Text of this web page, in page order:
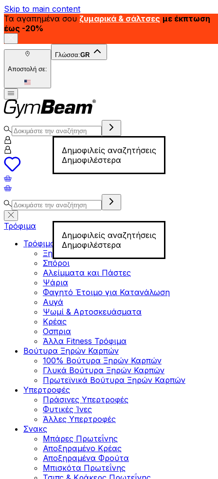
Skip to main content
Τα αγαπημένα σου ζυμαρικά & σάλτσες με έκπτωση
έως -20%
Αποστολή σε:
Γλώσσα:GR
Δημοφιλείς αναζητήσεις
Δημοφιλέστερα
Δημοφιλείς αναζητήσεις
Δημοφιλέστερα
Τρόφιμα
Τρόφιμα για Fitness
Ξηροί Καρποί
Σπόροι
Αλείμματα και Πάστες
Ψάρια
Φαγητό Έτοιμο για Κατανάλωση
Αυγά
Ψωμί & Αρτοσκευάσματα
Κρέας
Οσπρια
Άλλα Fitness Τρόφιμα
Βούτυρα Ξηρών Καρπών
100% Βούτυρα Ξηρών Καρπών
Γλυκά Βούτυρα Ξηρών Καρπών
Πρωτεϊνικά Βούτυρα Ξηρών Καρπών
Υπερτροφές
Πράσινες Υπερτροφές
Φυτικές Ίνες
Άλλες Υπερτροφές
Σνακς
Μπάρες Πρωτεΐνης
Αποξηραμένο Κρέας
Αποξηραμένα Φρούτα
Μπισκότα Πρωτεΐνης